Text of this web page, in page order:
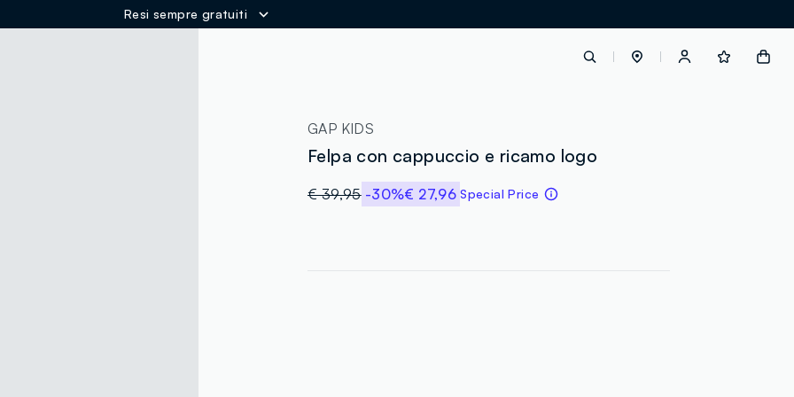
Resi sempre gratuiti
button.loginandregister
GAP KIDS
Felpa con cappuccio e ricamo logo
€ 39,95 -30%€ 27,96 Special Price